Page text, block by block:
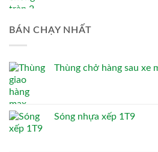
BÁN CHẠY NHẤT
Thùng chở hàng sau xe
Sóng nhựa xếp 1T9